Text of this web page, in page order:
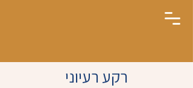
רקע רעיוני